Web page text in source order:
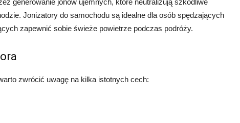
generowanie jonów ujemnych, które neutralizują szkodliwe
Jonizatory do samochodu są idealne dla osób spędzających
zapewnić sobie świeże powietrze podczas podróży.
zwrócić uwagę na kilka istotnych cech: